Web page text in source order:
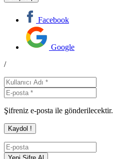
Facebook
Google
/
Şifreniz e-posta ile gönderilecektir.